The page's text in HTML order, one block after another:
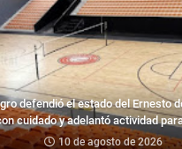
defendió el estado del Ernesto
cuidado y adelantó actividad
10 de agosto de 2026